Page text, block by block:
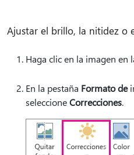
Ajustar el brillo, la nitidez o
Haga clic en la imagen en
En la pestaña Formato de
seleccioneCorrecciones.